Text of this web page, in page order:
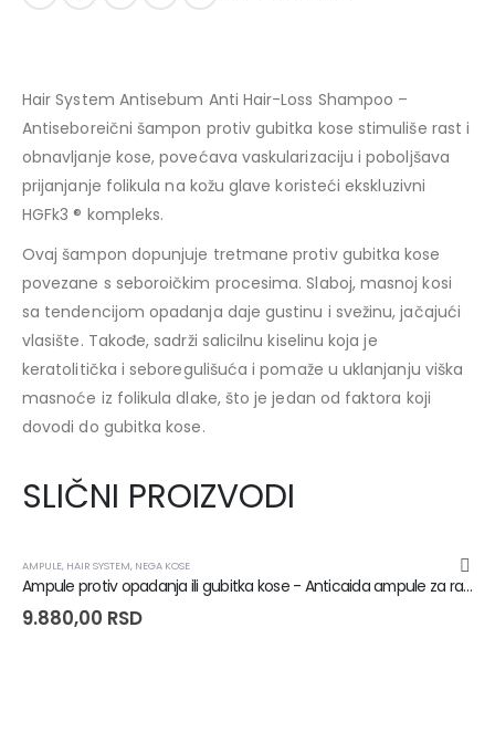
Hair System Antisebum Anti Hair-Loss Shampoo –
Antiseboreični šampon protiv gubitka kose stimuliše rast i
obnavljanje kose, povećava vaskularizaciju i poboljšava
prijanjanje folikula na kožu glave koristeći ekskluzivni
HGFk3 ® kompleks.
Ovaj šampon dopunjuje tretmane protiv gubitka kose
povezane s seboroičkim procesima. Slaboj, masnoj kosi
sa tendencijom opadanja daje gustinu i svežinu, jačajući
vlasište. Takođe, sadrži salicilnu kiselinu koja je
keratolitička i seboregulišuća i pomaže u uklanjanju viška
masnoće iz folikula dlake, što je jedan od faktora koji
dovodi do gubitka kose.
SLIČNI PROIZVODI
AMPULE, HAIR SYSTEM, NEGA KOSE
Ampule protiv opadanja ili gubitka kose - Anticaida ampule za rast kose - 28 ampula
9.880,00 RSD